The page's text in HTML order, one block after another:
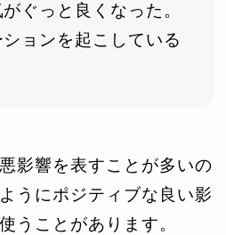
ぐっと良くなった。
ョンを起こしている
影響を表すことが多いの
うにポジティブな良い影
うことがあります。